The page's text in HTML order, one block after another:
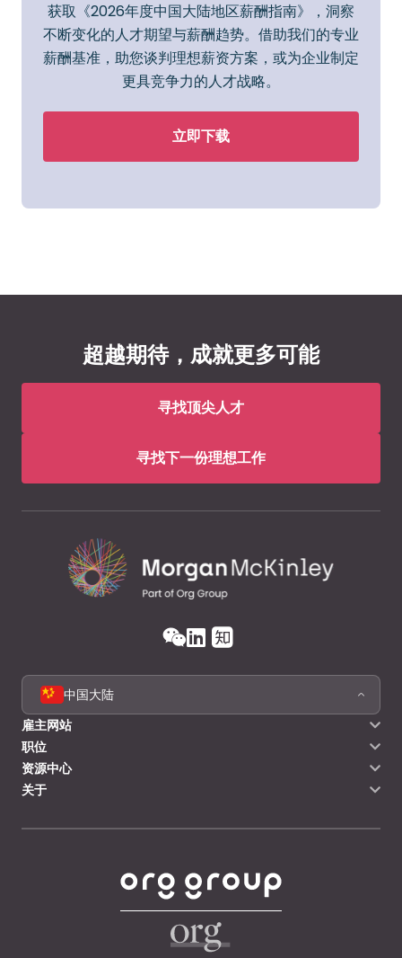
获取《2026年度中国大陆地区薪酬指南》，洞察
不断变化的人才期望与薪酬趋势。借助我们的专业
薪酬基准，助您谈判理想薪资方案，或为企业制定
更具竞争力的人才战略。
立即下载
超越期待，成就更多可能
寻找顶尖人才
寻找下一份理想工作
中国大陆
雇主网站
职位
资源中心
关于